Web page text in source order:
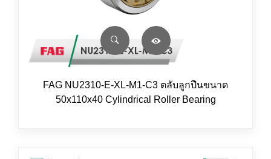
FAG NU2310-E-XL-M1-C3 ตลับลูกปืนขนาด
50x110x40 Cylindrical Roller Bearing